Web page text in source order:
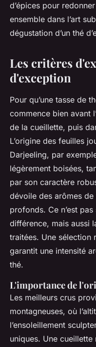
d’épices pour
ensemble dans l’art
dégustation d’un thé
Les critères
d'exception
Pour qu’une tasse de
commence bien avant
de la cueillette, puis
L’origine des feuilles
Darjeeling, par
légèrement boisées,
par son caractère
dévoile des arômes
profonds. Ce n’est
différence, mais aussi
traitées. Une sélection
garantit une intensité
thé.
L'importance de
Les meilleurs crus
montagneuses, où
l’ensoleillement
uniques. Une cueillette